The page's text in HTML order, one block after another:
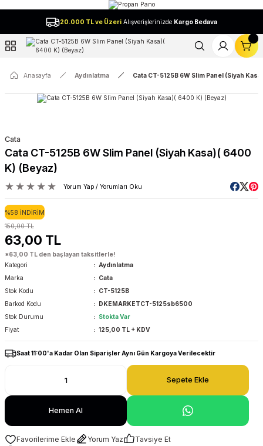
20.000 TL ve Üzeri Alışverişlerinizde Kargo Bedava
Anasayfa Aydınlatma Cata CT-5125B 6W Slim Panel (Siyah
Cata
Cata CT-5125B 6W Slim Panel (Siyah Kasa)( 6400
K) (Beyaz)
Yorum Yap / Yorumları Oku
%58 İNDİRİM
150,00 TL
63,00 TL
*63,00 TL den başlayan taksitlerle!
Kategori
Aydınlatma
Marka
Cata
Stok Kodu
CT-5125B
Barkod Kodu
DKEMARKETCT-5125sb6500
Stok Durumu
Stokta Var
Fiyat
125,00 TL + KDV
Saat 11:00'a Kadar Olan Siparişler Aynı Gün Kargoya Verilecektir
Sepete Ekle
Hemen Al
Yorum Yaz
Tavsiye Et